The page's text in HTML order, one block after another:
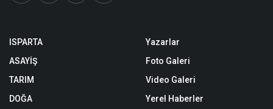
ISPARTA
ASAYİŞ
TARIM
DOĞA
Yazarlar
Foto Galeri
Video Galeri
Yerel Haberler